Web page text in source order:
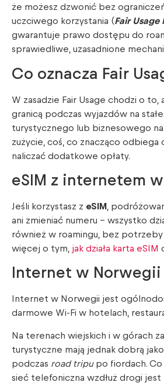
że możesz dzwonić bez
uczciwego korzystania (Fair Usage
gwarantuje prawo dostępu do
sprawiedliwe, uzasadnione
Co oznacza Fair
W zasadzie Fair Usage chodzi o
granicą podczas wyjazdów na
turystycznego lub biznesowego
zużycie, coś, co znacząco
naliczać dodatkowe opłaty.
eSIM z internetem
Jeśli korzystasz z eSIM
,
ani zmieniać numeru – wszystko
również w roamingu, bez potrzeby
więcej o tym, jak działa karta eSIM
Internet w Norwegii
Internet w Norwegii jest
darmowe Wi-Fi w hotelach,
Na terenach wiejskich i w górach
turystyczne mają jednak dobrą
podczas road tripupo fiordach. Co
sieć telefoniczna wzdłuż drogi